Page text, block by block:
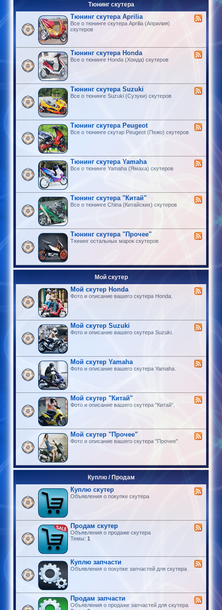
Тюнинг скутера
Тюнинг скутера Aprilia
Все о тюнинге скутера Aprilia (Априлия)
скутеров
Тюнинг скутера Honda
Все о тюнинге Honda (Хонда) скутеров
Тюнинг скутера Suzuki
Все о тюнинге Suzuki (Сузуки) скутеров
Тюнинг скутера Peugeot
Все о тюнинге скутар Peugeot (Пежо) скутеров
Тюнинг скутера Yamaha
Все о тюнинге Yamaha (Ямаха) скутеров
Тюнинг скутера "Китай"
Все о тюнинге China (Китайских) скутеров
Тюнинг скутера "Прочее"
Тюнинг остальных марок скутеров
Мой скутер
Мой скутер Honda
Фото и описание вашего скутера Honda.
Мой скутер Suzuki
Фото и описание вашего скутера Suzuki.
Мой скутер Yamaha
Фото и описание вашего скутера Yamaha.
Мой скутер "Китай"
Фото и описание вашего скутера "Китай".
Мой скутер "Прочее"
Фото и описание вашего скутера "Прочее"
Куплю / Продам
Куплю скутер
Объявления о покупке скутера
Продам скутер
Объявления о продаже скутера
Темы:1
Куплю запчасти
Объявления о покупке запчастей для скутера
Продам запчасти
Объявления о продаже запчастей для скутера